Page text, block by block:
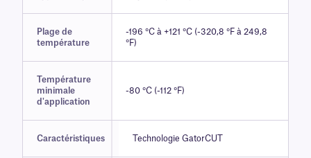
Plage de
température
-196 °C à +121 °C (-320,8 °F à 249,8
°F)
Température
minimale
d'application
-80 °C (-112 °F)
Caractéristiques Technologie GatorCUT